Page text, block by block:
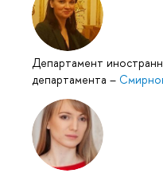
Департамент
департамента –